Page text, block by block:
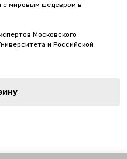
с мировым шедевром в
Московского
и Российской